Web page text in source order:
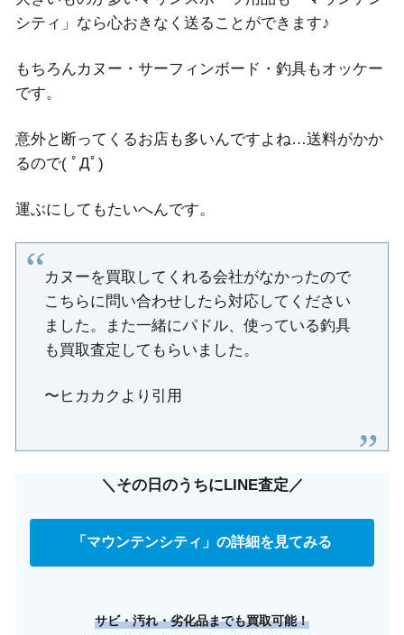
シティ」なら心おきなく送ることができます♪
もちろんカヌー・サーフィンボード・釣具もオッケー
です。
意外と断ってくるお店も多いんですよね…送料がかか
るので( ﾟДﾟ)
運ぶにしてもたいへんです。
カヌーを買取してくれる会社がなかったので
こちらに問い合わせしたら対応してください
ました。また一緒にパドル、使っている釣具
も買取査定してもらいました。
〜ヒカカクより引用
＼その日のうちにLINE査定／
「マウンテンシティ」の詳細を見てみる
サビ・汚れ・劣化品までも買取可能！